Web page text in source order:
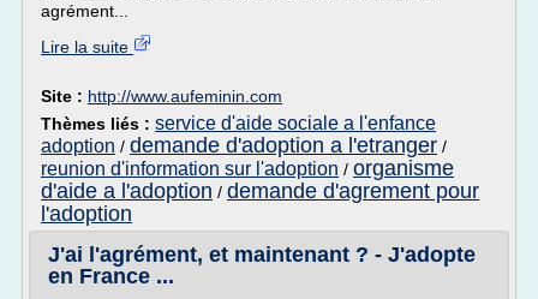
agrément...
Lire la suite
Site : http://www.aufeminin.com
Thèmes liés : service d'aide sociale a l'enfance
adoption / demande d'adoption a l'etranger /
reunion d'information sur l'adoption / organisme
d'aide a l'adoption / demande d'agrement pour
l'adoption
J'ai l'agrément, et maintenant ? - J'adopte
en France ...